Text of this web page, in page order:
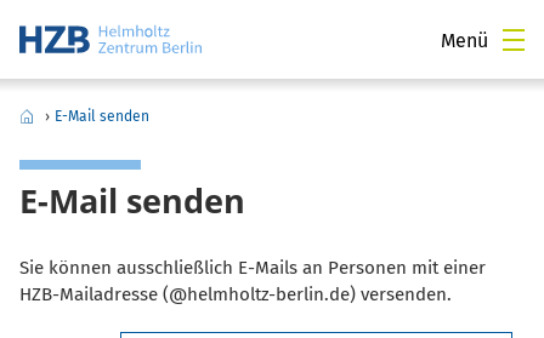
Menü
› E-Mail senden
E-Mail senden
Sie können ausschließlich E-Mails an Personen mit einer
HZB-Mailadresse (@helmholtz-berlin.de) versenden.